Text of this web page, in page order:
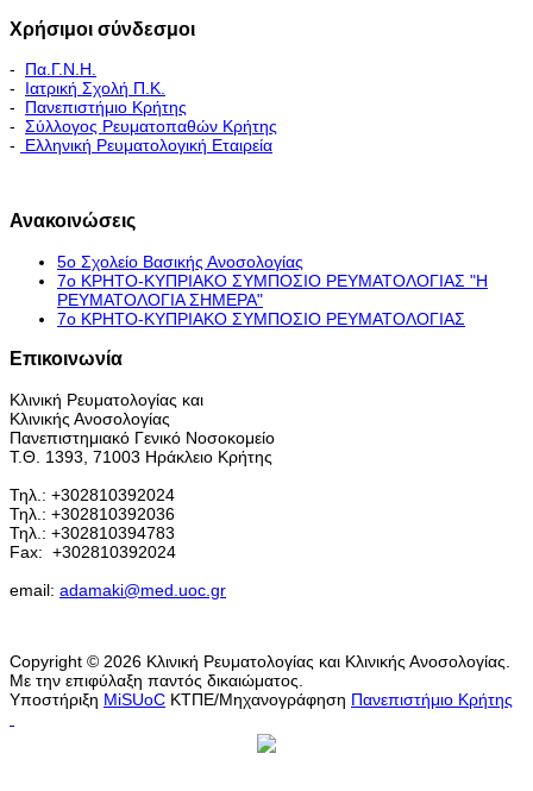
Χρήσιμοι σύνδεσμοι
- Πα.Γ.Ν.Η.
- Ιατρική Σχολή Π.Κ.
- Πανεπιστήμιο Κρήτης
- Σύλλογος Ρευματοπαθών Κρήτης
-
Ελληνική Ρευματολογική Εταιρεία
Ανακοινώσεις
5ο Σχολείο Βασικής Ανοσολογίας
7ο ΚΡΗΤΟ-ΚΥΠΡΙΑΚΟ ΣΥΜΠΟΣΙΟ ΡΕΥΜΑΤΟΛΟΓΙΑΣ "H
ΡΕΥΜΑΤΟΛΟΓΙΑ ΣΗΜΕΡΑ"
7ο ΚΡΗΤΟ-ΚΥΠΡΙΑΚΟ ΣΥΜΠΟΣΙΟ ΡΕΥΜΑΤΟΛΟΓΙΑΣ
Επικοινωνία
Κλινική Ρευματολογίας και
Κλινικής Ανοσολογίας
Πανεπιστημιακό Γενικό Νοσοκομείο
Τ.Θ. 1393, 71003 Ηράκλειο Κρήτης
Τηλ.: +302810392024
Τηλ.: +302810392036
Τηλ.: +302810394783
Fax: +302810392024
email: adamaki@med.uoc.gr
Copyright © 2026 Κλινική Ρευματολογίας και Κλινικής Ανοσολογίας.
Με την επιφύλαξη παντός δικαιώματος.
Υποστήριξη MiSUoC ΚΤΠΕ/Μηχανογράφηση Πανεπιστήμιο Κρήτης